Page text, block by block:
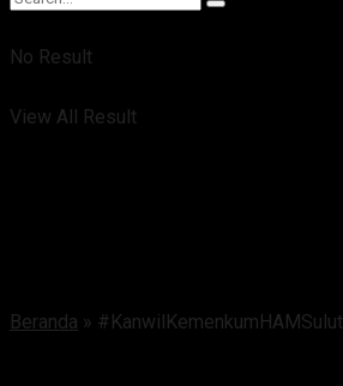
No Result
View All Result
Beranda » #KanwilKemenkumHAMSulut